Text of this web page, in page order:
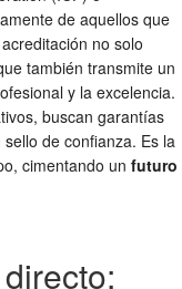
de aquellos que
no solo
también transmite un
y la excelencia.
buscan garantías
de confianza. Es la
cimentando un futuro